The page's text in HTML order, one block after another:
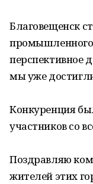
Благовещенск
промышленного
перспективное
мы уже
Конкуренция
участников со
Поздравляю
жителей этих